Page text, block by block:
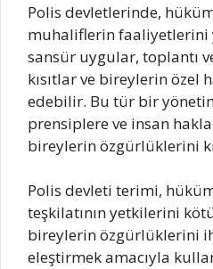
Polis devletlerinde,
muhaliflerin faaliyetlerini
sansür uygular, toplantı
kısıtlar ve bireylerin özel
edebilir. Bu tür bir
prensiplere ve insan
bireylerin özgürlüklerini
Polis devleti terimi,
teşkilatının yetkilerini
bireylerin özgürlüklerini
eleştirmek amacıyla